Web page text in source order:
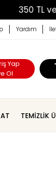
350 TL ve
Yardım
Yap
Ol
TEMİZLİK